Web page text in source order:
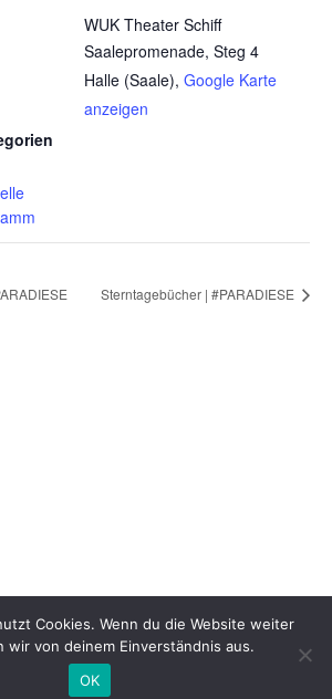
WUK Theater Schiff
Saalepromenade, Steg 4
Halle (Saale), Google Karte
anzeigen
Sterntagebücher | #PARADIESE
© 2025 WUK Theater Quartier
Cookies. Wenn du die Website weiter
wir von deinem Einverständnis aus.
OK